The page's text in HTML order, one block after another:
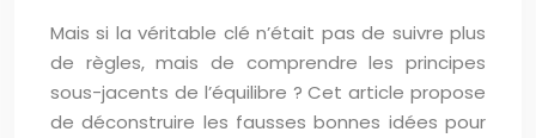
Mais si la véritable clé n’était pas de suivre plus
de règles, mais de comprendre les principes
sous-jacents de l’équilibre ? Cet article propose
de déconstruire les fausses bonnes idées pour